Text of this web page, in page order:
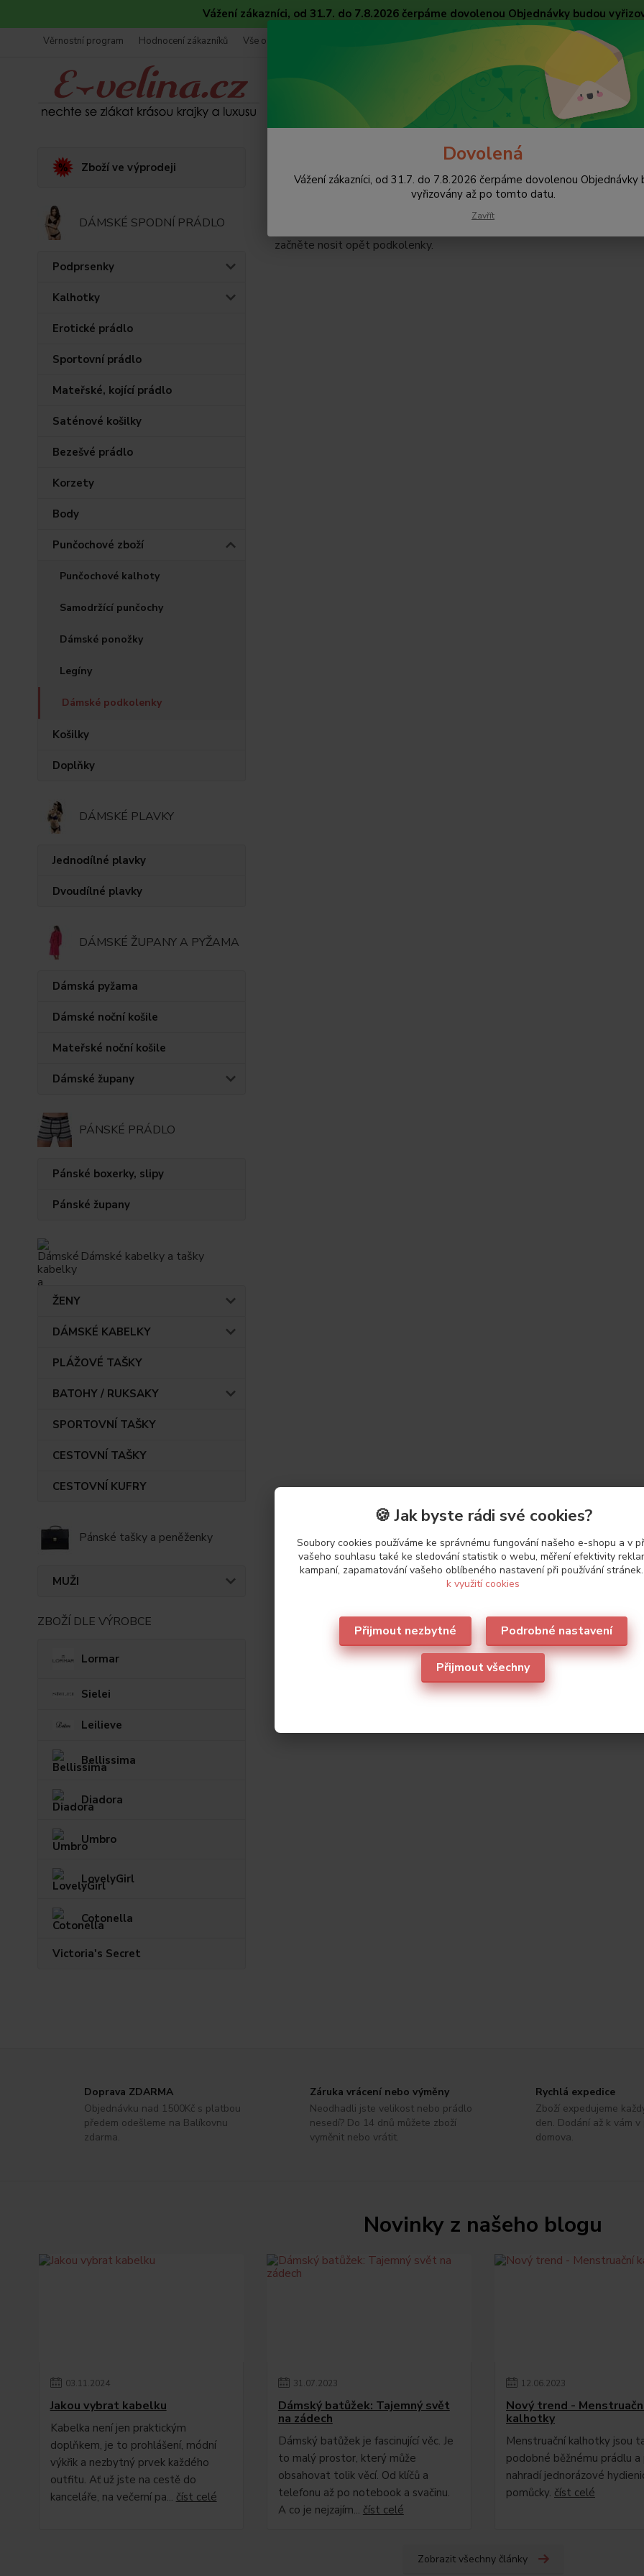
Vážení zákazníci, od 31.7. do 7.8.2026 čerpáme dovolenou Objednávky budou
Věrnostní program Hodnocení zákazníků Vše o nákupu Obchodní podmínky Tabulky velikostí Ochrana osobních údajů
Hledat
pište
Zboží ve výprodeji
DÁMSKÉ SPODNÍ PRÁDLO
Podprsenky
Kalhotky
Erotické prádlo
Sportovní prádlo
Mateřské, kojící prádlo
Saténové košilky
Bezešvé prádlo
Korzety
Body
Punčochové zboží
Punčochové kalhoty
Samodržící punčochy
Dámské ponožky
Legíny
Dámské podkolenky
Košilky
Doplňky
DÁMSKÉ PLAVKY
Jednodílné plavky
Dvoudílné plavky
DÁMSKÉ ŽUPANY A PYŽAMA
Dámská pyžama
Dámské noční košile
Mateřské noční košile
Dámské župany
PÁNSKÉ PRÁDLO
Pánské boxerky, slipy
Pánské župany
Dámské kabelky a tašky
ŽENY
DÁMSKÉ KABELKY
PLÁŽOVÉ TAŠKY
BATOHY / RUKSAKY
SPORTOVNÍ TAŠKY
CESTOVNÍ TAŠKY
CESTOVNÍ KUFRY
Pánské tašky a peněženky
MUŽI
ZBOŽÍ DLE VÝROBCE
Lormar
Sielei
Leilieve
Bellissima
Diadora
Umbro
LovelyGirl
Cotonella
Victoria's Secret
Dámské podkolenky
Dámské podkolenky
Dámské podkolenky. Podkolenky jsou poslední doou velkým hitem.
začněte nosit opět podkolenky.
Doprava ZDARMA
Objednávku nad 1500Kč s platbou
předem odešleme na Balíkovnu
zdarma.
Záruka vrácení nebo výměny
Neodhadli jste velikost nebo prádlo
nesedí? Do 14 dnů můžete zboží
vyměnit nebo vrátit.
Rychlá expedice
Zboží expedujeme
den. Dodání až k vám
domova.
Novinky z našeho blogu
03.11.2024
Jakou vybrat kabelku
Kabelka není jen praktickým
doplňkem, je to prohlášení, módní
výkřik a nezbytný prvek každého
outfitu. Ať už jste na cestě do
kanceláře, na večerní pa... číst celé
31.07.2023
Dámský batůžek: Tajemný svět
na zádech
Dámský batůžek je fascinující věc. Je
to malý prostor, který může
obsahovat tolik věcí. Od klíčů a
telefonu až po notebook a svačinu.
A co je nejzajím... číst celé
12.06.2023
Nový trend -
kalhotky
Menstruační kalhotky jsou
podobné běžnému prádlu a
nahradí jednorázové
pomůcky. číst celé
Zobrazit všechny články
Dovolená
Vážení zákazníci, od 31.7. do 7.8.2026 čerpáme dovolenou Objednávky
vyřizovány až po tomto datu.
Zavřít
🍪 Jak byste rádi své cookies?
Soubory cookies používáme ke správnému fungování našeho e-shopu a v
vašeho souhlasu také ke sledování statistik o webu, měření efektivity
kampaní, zapamatování vašeho oblíbeného nastavení při používání stránek.
k využití cookies
Přijmout nezbytné Podrobné nastavení
Přijmout všechny